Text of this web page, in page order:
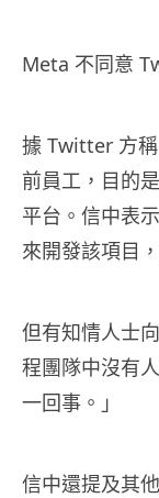
Meta 不同意
據 Twitter 方
前員工，目的
平台。信中表
來開發該項目
但有知情人士
程團隊中沒有
一回事。」
信中還提及其